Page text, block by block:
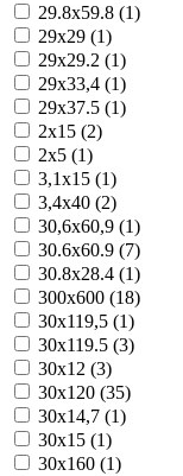
29.8x59.8 (1)
29x29 (1)
29x29.2 (1)
29x33,4 (1)
29x37.5 (1)
2x15 (2)
2x5 (1)
3,1x15 (1)
3,4x40 (2)
30,6x60,9 (1)
30.6x60.9 (7)
30.8x28.4 (1)
300x600 (18)
30x119,5 (1)
30x119.5 (3)
30x12 (3)
30x120 (35)
30x14,7 (1)
30x15 (1)
30x160 (1)